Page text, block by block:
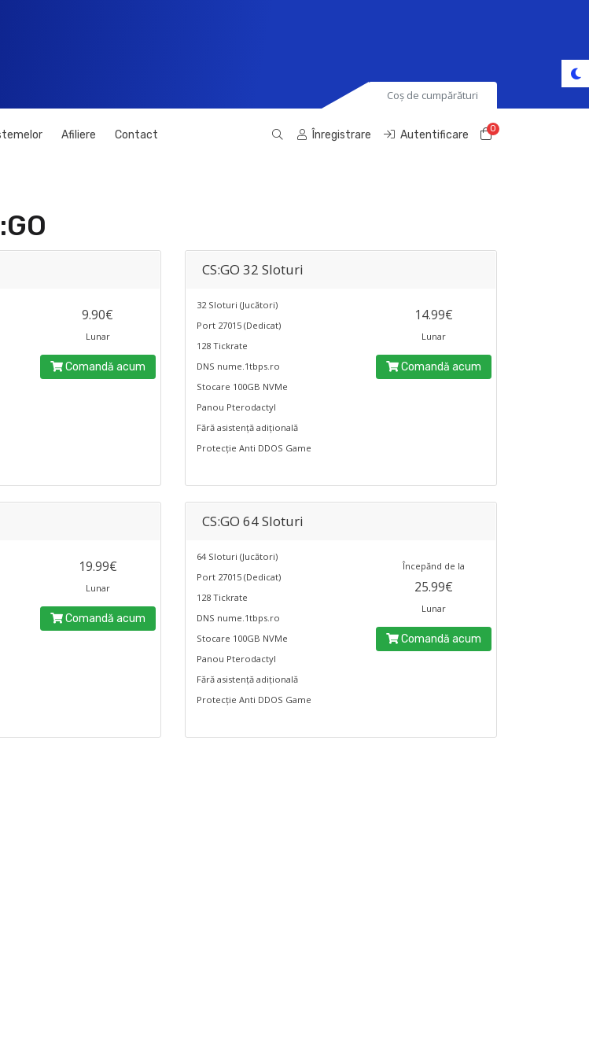
Coș de cumpărături
Afiliere Contact Înregistrare Autentificare 0Coș de
9.90€
Lunar
Comandă acum
CS:GO 32 Sloturi
32 Sloturi (Jucători)
Port 27015 (Dedicat)
128 Tickrate
DNS nume.1tbps.ro
Stocare 100GB NVMe
Panou Pterodactyl
Fără asistență adițională
Protecție Anti DDOS Game
14.99€
Lunar
Comandă acum
19.99€
Lunar
Comandă acum
CS:GO 64 Sloturi
64 Sloturi (Jucători)
Port 27015 (Dedicat)
128 Tickrate
DNS nume.1tbps.ro
Stocare 100GB NVMe
Panou Pterodactyl
Fără asistență adițională
Protecție Anti DDOS Game
Începănd de la
25.99€
Lunar
Comandă acum